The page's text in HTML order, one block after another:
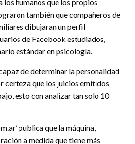
los humanos que los propios
también que compañeros de
dibujaran un perfil
de Facebook estudiados,
estándar en psicología.
de determinar la personalidad
certeza que los juicios emitidos
esto con analizar tan solo 10
publica que la máquina,
a medida que tiene más